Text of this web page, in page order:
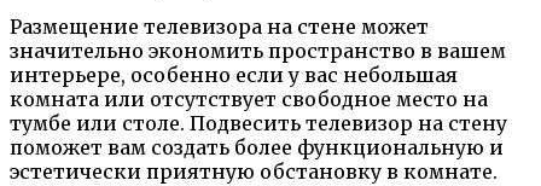
Размещение телевизора на стене может
значительно экономить пространство в вашем
интерьере, особенно если у вас небольшая
комната или отсутствует свободное место на
тумбе или столе. Подвесить телевизор на стену
поможет вам создать более функциональную и
эстетически приятную обстановку в комнате.